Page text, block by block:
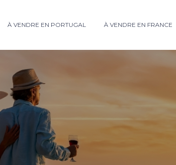
À VENDRE EN PORTUGAL À VENDRE EN FRANCE